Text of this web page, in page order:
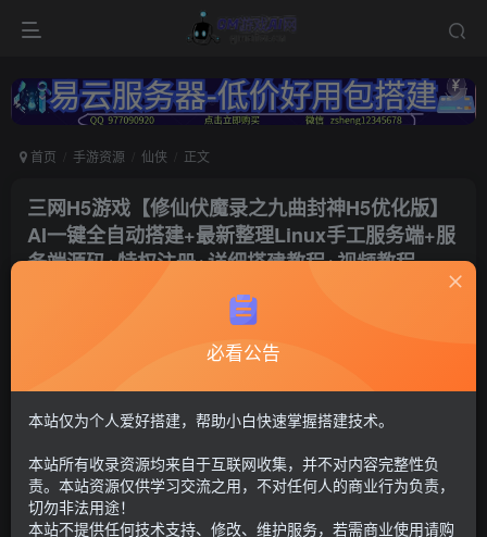
首页 手游资源 仙侠 正文
三网H5游戏【修仙伏魔录之九曲封神H5优化版】
AI一键全自动搭建+最新整理Linux手工服务端+服
务端源码+特权注册+详细搭建教程+视频教程
修仙伏魔录
G币30 限时特惠
G币100
个人会员G币9.9 至尊会员 免费
付费资源
必看公告
本站仅为个人爱好搭建，帮助小白快速掌握搭建技术。
本站所有收录资源均来自于互联网收集，并不对内容完整性负
责。本站资源仅供学习交流之用，不对任何人的商业行为负责，
切勿非法用途！
本站不提供任何技术支持、修改、维护服务，若需商业使用请购